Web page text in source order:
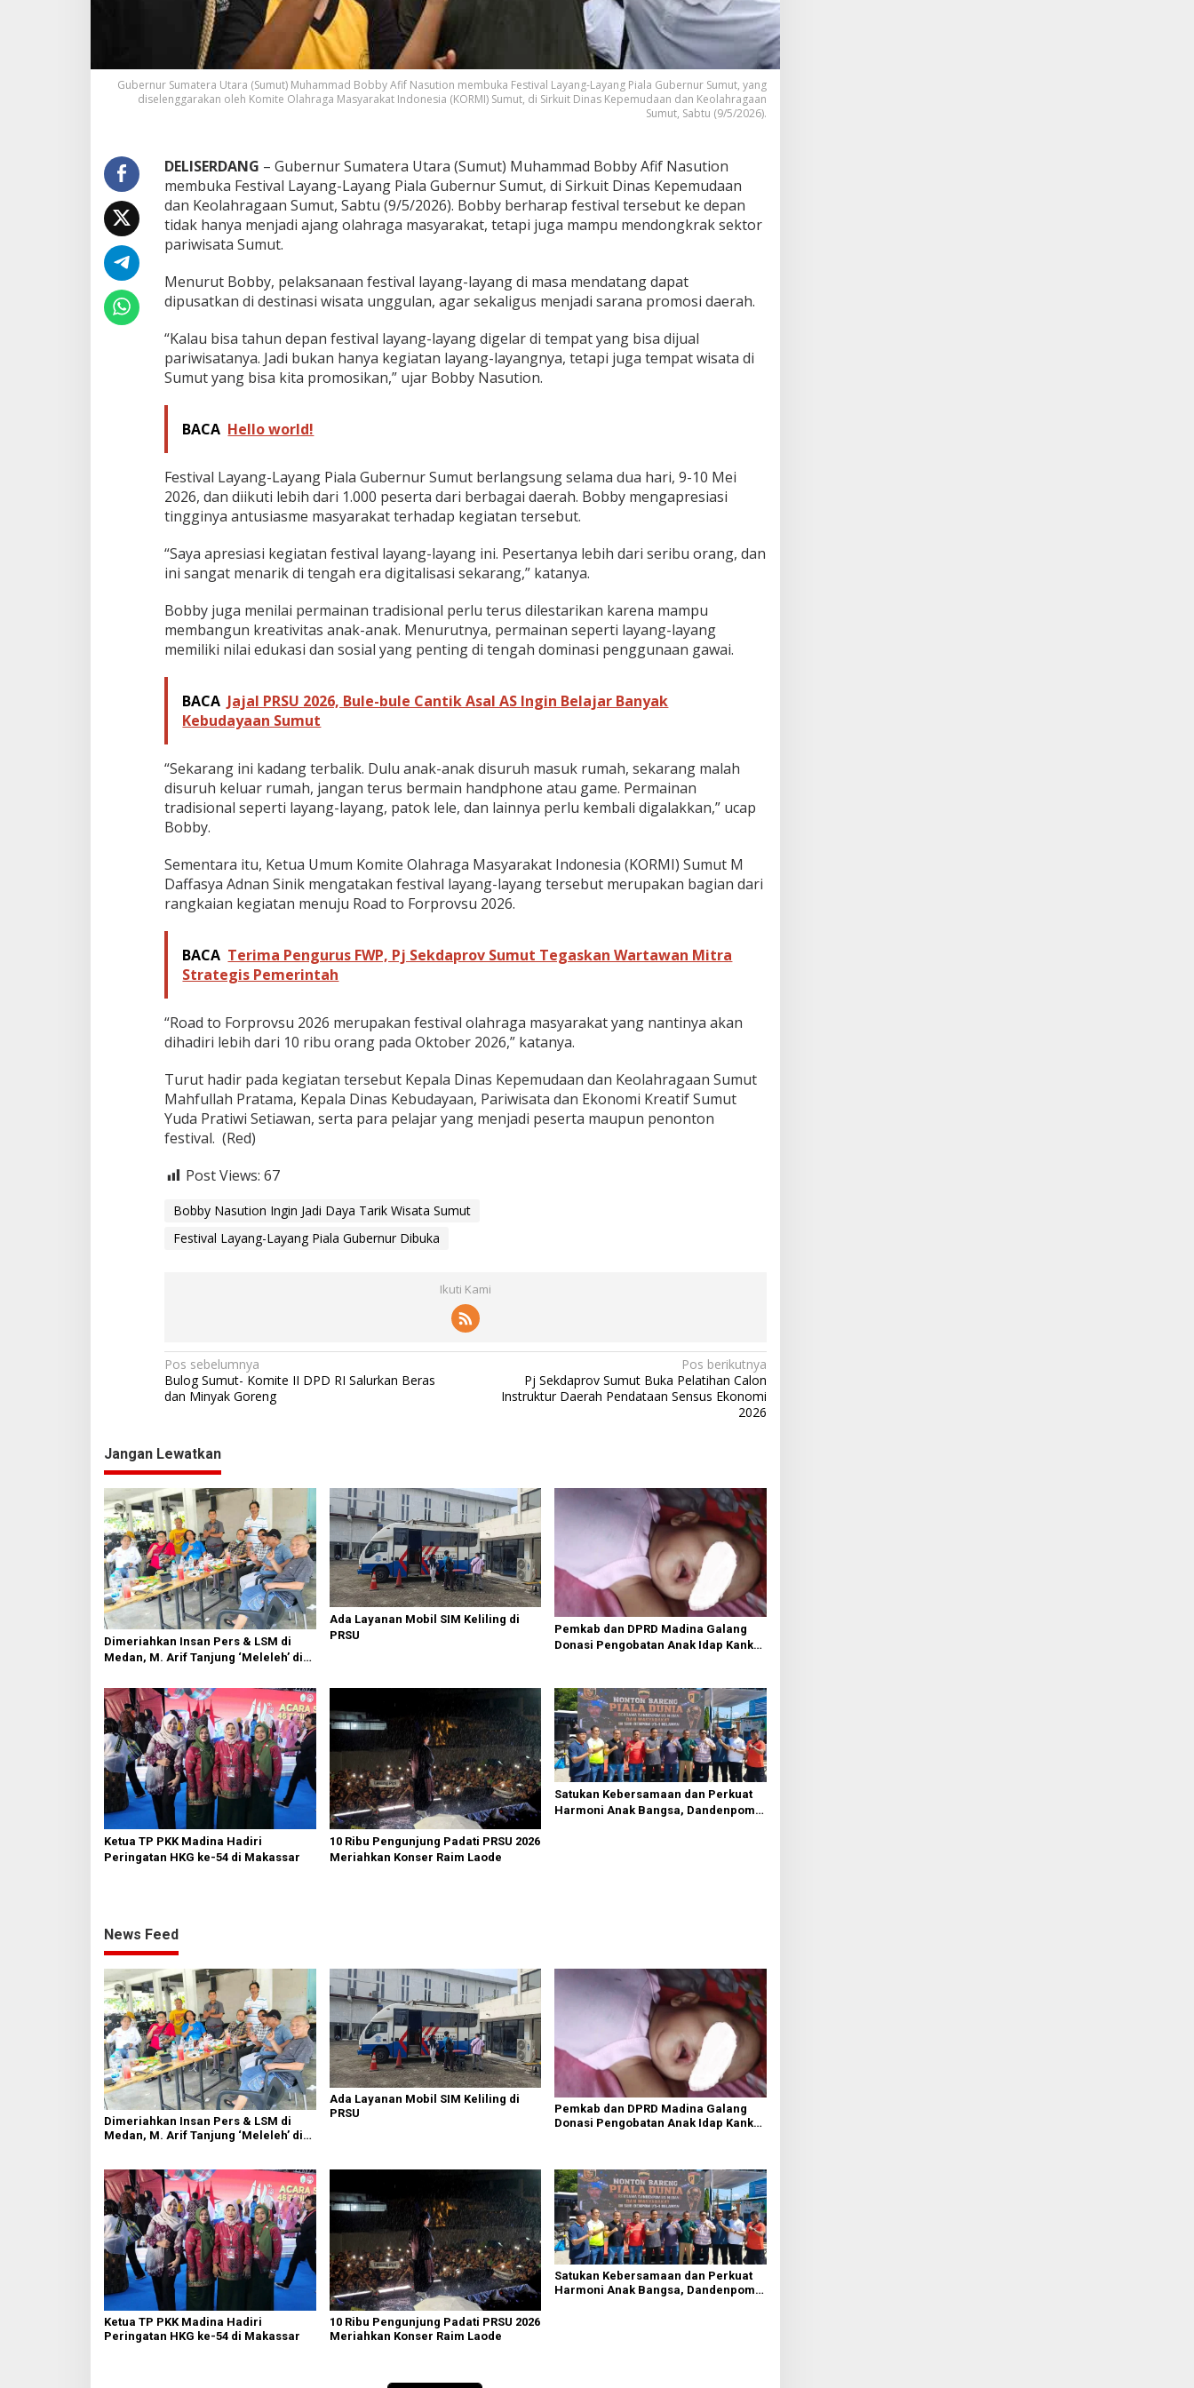
b
B
o
N
a
s
u
t
i
n
I
g
i
n
J
i
y
a
T
a
i
k
s
a
t
u
m
u
Gubernur Sumatera Utara (Sumut) Muhammad Bobby Afif Nasution membuka Festival Layang-Layang Piala Gubernur Sumut, yang
diselenggarakan oleh Komite Olahraga Masyarakat Indonesia (KORMI) Sumut, di Sirkuit Dinas Kepemudaan dan Keolahragaan
Sumut, Sabtu (9/5/2026).
DELISERDANG – Gubernur Sumatera Utara (Sumut) Muhammad Bobby Afif Nasution
membuka Festival Layang-Layang Piala Gubernur Sumut, di Sirkuit Dinas Kepemudaan
dan Keolahragaan Sumut, Sabtu (9/5/2026). Bobby berharap festival tersebut ke depan
tidak hanya menjadi ajang olahraga masyarakat, tetapi juga mampu mendongkrak sektor
pariwisata Sumut.
Menurut Bobby, pelaksanaan festival layang-layang di masa mendatang dapat
dipusatkan di destinasi wisata unggulan, agar sekaligus menjadi sarana promosi daerah.
“Kalau bisa tahun depan festival layang-layang digelar di tempat yang bisa dijual
pariwisatanya. Jadi bukan hanya kegiatan layang-layangnya, tetapi juga tempat wisata di
Sumut yang bisa kita promosikan,” ujar Bobby Nasution.
BACA Hello world!
Festival Layang-Layang Piala Gubernur Sumut berlangsung selama dua hari, 9-10 Mei
2026, dan diikuti lebih dari 1.000 peserta dari berbagai daerah. Bobby mengapresiasi
tingginya antusiasme masyarakat terhadap kegiatan tersebut.
“Saya apresiasi kegiatan festival layang-layang ini. Pesertanya lebih dari seribu orang, dan
ini sangat menarik di tengah era digitalisasi sekarang,” katanya.
Bobby juga menilai permainan tradisional perlu terus dilestarikan karena mampu
membangun kreativitas anak-anak. Menurutnya, permainan seperti layang-layang
memiliki nilai edukasi dan sosial yang penting di tengah dominasi penggunaan gawai.
BACA Jajal PRSU 2026, Bule-bule Cantik Asal AS Ingin Belajar Banyak
Kebudayaan Sumut
“Sekarang ini kadang terbalik. Dulu anak-anak disuruh masuk rumah, sekarang malah
disuruh keluar rumah, jangan terus bermain handphone atau game. Permainan
tradisional seperti layang-layang, patok lele, dan lainnya perlu kembali digalakkan,” ucap
Bobby.
Sementara itu, Ketua Umum Komite Olahraga Masyarakat Indonesia (KORMI) Sumut M
Daffasya Adnan Sinik mengatakan festival layang-layang tersebut merupakan bagian dari
rangkaian kegiatan menuju Road to Forprovsu 2026.
BACA Terima Pengurus FWP, Pj Sekdaprov Sumut Tegaskan Wartawan Mitra
Strategis Pemerintah
“Road to Forprovsu 2026 merupakan festival olahraga masyarakat yang nantinya akan
dihadiri lebih dari 10 ribu orang pada Oktober 2026,” katanya.
Turut hadir pada kegiatan tersebut Kepala Dinas Kepemudaan dan Keolahragaan Sumut
Mahfullah Pratama, Kepala Dinas Kebudayaan, Pariwisata dan Ekonomi Kreatif Sumut
Yuda Pratiwi Setiawan, serta para pelajar yang menjadi peserta maupun penonton
festival. (Red)
Post Views: 67
Bobby Nasution Ingin Jadi Daya Tarik Wisata Sumut
Festival Layang-Layang Piala Gubernur Dibuka
Ikuti Kami
N
a
g
a
s
i
p
o
s
Pos sebelumnya
Bulog Sumut- Komite II DPD RI Salurkan Beras
dan Minyak Goreng
Pos berikutnya
Pj Sekdaprov Sumut Buka Pelatihan Calon
Instruktur Daerah Pendataan Sensus Ekonomi
2026
Jangan Lewatkan
Dimeriahkan Insan Pers & LSM di
Medan, M. Arif Tanjung ‘Meleleh’ di
Ada Layanan Mobil SIM Keliling di
PRSU
Pemkab dan DPRD Madina Galang
Donasi Pengobatan Anak Idap Kanker
Ketua TP PKK Madina Hadiri
Peringatan HKG ke-54 di Makassar
10 Ribu Pengunjung Padati PRSU 2026
Meriahkan Konser Raim Laode
Satukan Kebersamaan dan Perkuat
Harmoni Anak Bangsa, Dandenpom
News Feed
Dimeriahkan Insan Pers & LSM di
Medan, M. Arif Tanjung ‘Meleleh’ di
Ada Layanan Mobil SIM Keliling di
PRSU
Pemkab dan DPRD Madina Galang
Donasi Pengobatan Anak Idap Kanker
Ketua TP PKK Madina Hadiri
Peringatan HKG ke-54 di Makassar
10 Ribu Pengunjung Padati PRSU 2026
Meriahkan Konser Raim Laode
Satukan Kebersamaan dan Perkuat
Harmoni Anak Bangsa, Dandenpom